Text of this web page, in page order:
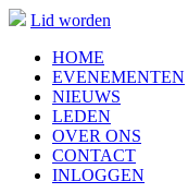
Lid worden
HOME
EVENEMENTEN
NIEUWS
LEDEN
OVER ONS
CONTACT
INLOGGEN